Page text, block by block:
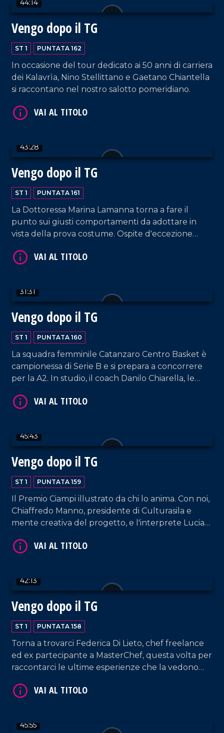
44:14
Vengo dopo il TG
ST 1 PUNTATA 162
In occasione del tour dedicato ai 50 anni di carriera
dei Kalavrìa, Nino Stellittano e Gaetano Chiantella
si raccontano nel nostro salotto pomeridiano.
43:28
Vengo dopo il TG
ST 1 PUNTATA 161
La Dottoressa Marina Lamanna torna a fare il
punto sui giusti comportamenti da adottare in
vista della prova costume. Ospite d'eccezione
estati italiane degli anni 2000 e precorritrice
VAI AL TITOLO
31:31
Vengo dopo il TG
ST 1 PUNTATA 160
La squadra femminile Catanzaro Centro Basket è
campionessa di Serie B e si prepara a concorrere
per la A2. In studio, il coach Danilo Chiarella, le
l'ufficio stampa Chiara Zanella.
45:43
Vengo dopo il TG
ST 1 PUNTATA 159
Il Premio Ciampi illustrato da chi lo anima. Con noi,
Chiaffredo Manno, presidente di Culturasila e
mente creativa del progetto, e l'interprete Lucia
Garritano ci dà utili informazioni sulla pratica delle
VAI AL TITOLO
42:13
Vengo dopo il TG
ST 1 PUNTATA 158
Torna a trovarci Federica Di Lieto, chef freelance
ed ex partecipante a MasterChef, questa volta per
raccontarci le ultime esperienze che la vedono
tradizione culinaria calabrese con quella di altre
VAI AL TITOLO
45:55
VAI AL TITOLO
VAI AL TITOLO
VAI AL TITOLO